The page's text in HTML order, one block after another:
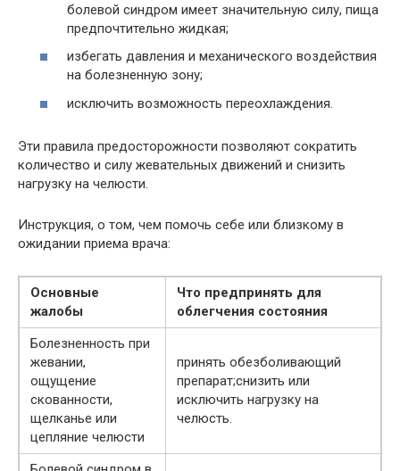
болевой синдром имеет значительную силу, пища
предпочтительно жидкая;
избегать давления и механического воздействия
на болезненную зону;
исключить возможность переохлаждения.
Эти правила предосторожности позволяют сократить
количество и силу жевательных движений и снизить
нагрузку на челюсти.
Инструкция, о том, чем помочь себе или близкому в
ожидании приема врача:
Основные
жалобы
Что предпринять для
облегчения состояния
Болезненность при
жевании,
ощущение
скованности,
щелканье или
цепляние челюсти
принять обезболивающий
препарат;снизить или
исключить нагрузку на
челюсть.